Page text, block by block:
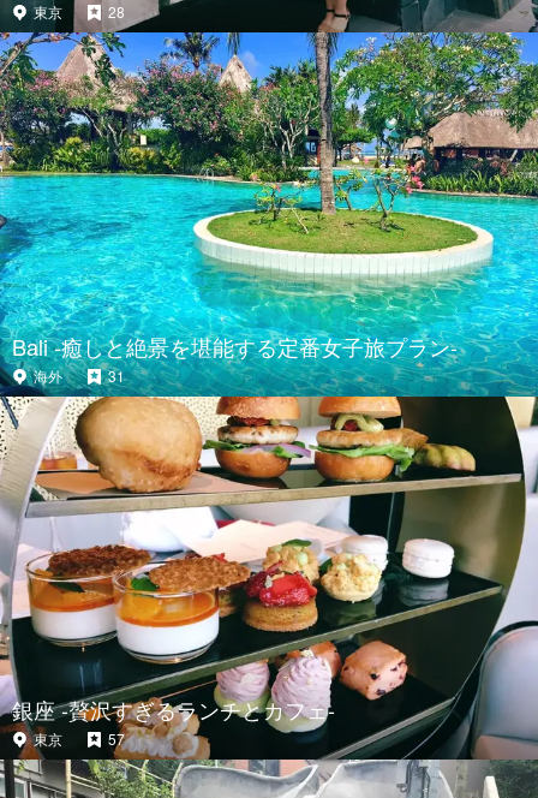
東京 28
Bali -癒しと絶景を堪能する定番女子旅プラン-
海外 31
銀座 -贅沢すぎるランチとカフェ-
東京 57